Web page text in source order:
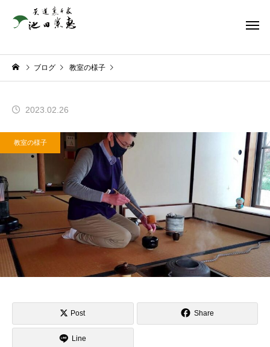
ブログ 教室の様子
2023.02.26
教室の様子
Post Share
Line